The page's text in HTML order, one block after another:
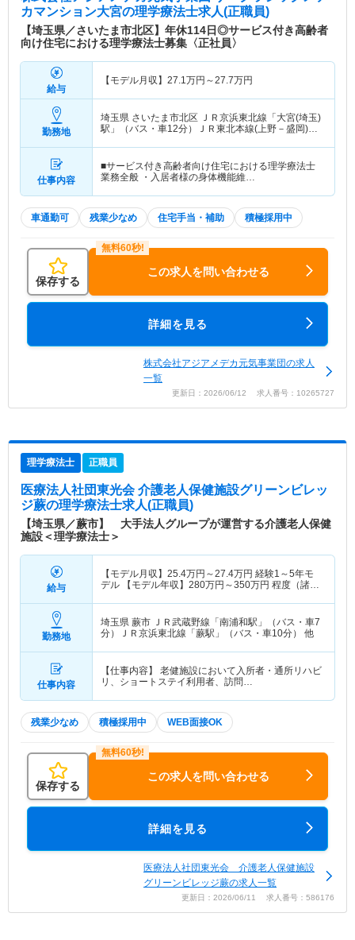
カマンション大宮の理学療法士求人(正職員)
【埼玉県／さいたま市北区】年休114日◎サービス付き高齢者
向け住宅における理学療法士募集〈正社員〉
給与
【モデル月収】 27.1万円～27.7万円
勤務地
埼玉県 さいたま市北区 ＪＲ京浜東北線「大宮(埼玉)
駅」（バス・車12分）ＪＲ東北本線(上野－盛岡)
仕事内容
■サービス付き高齢者向け住宅における理学療法士
業務全般 ・入居者様の身体機能維…
車通勤可 残業少なめ 住宅手当・補助 積極採用中
保存する
この求人を問い合わせる
詳細を見る
株式会社アジアメデカ元気事業団の求人
一覧
更新日：2026/06/12 求人番号：10265727
理学療法士 正職員
医療法人社団東光会 介護老人保健施設グリーンビレッ
ジ蕨の理学療法士求人(正職員)
【埼玉県／蕨市】 大手法人グループが運営する介護老人保健
施設＜理学療法士＞
給与
【モデル月収】 25.4万円～27.4万円 経験1～5年モ
デル 【モデル年収】 280万円～350万円 程度（諸手
勤務地
埼玉県 蕨市 ＪＲ武蔵野線「南浦和駅」（バス・車7
分）ＪＲ京浜東北線「蕨駅」（バス・車10分） 他
仕事内容
【仕事内容】 老健施設において入所者・通所リハビ
リ、ショートステイ利用者、訪問…
残業少なめ 積極採用中 WEB面接OK
保存する
この求人を問い合わせる
詳細を見る
医療法人社団東光会 介護老人保健施設
グリーンビレッジ蕨の求人一覧
更新日：2026/06/11 求人番号：586176